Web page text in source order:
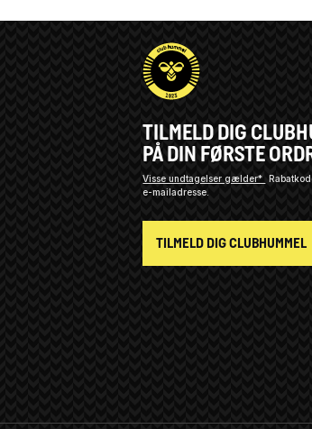
TILMELD DIG
PÅ DIN FØRSTE
Visse undtagelser gælder*
e-mailadresse.
TILMELD DIG CLUBHUMMEL